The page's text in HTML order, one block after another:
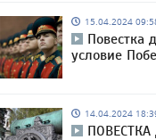
15.04.2024
Повестка
условие
14.04.2024
ПОВЕСТКА